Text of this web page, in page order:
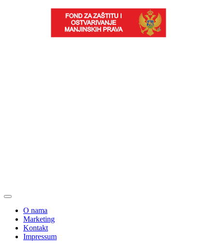
O nama
Marketing
Kontakt
Impressum